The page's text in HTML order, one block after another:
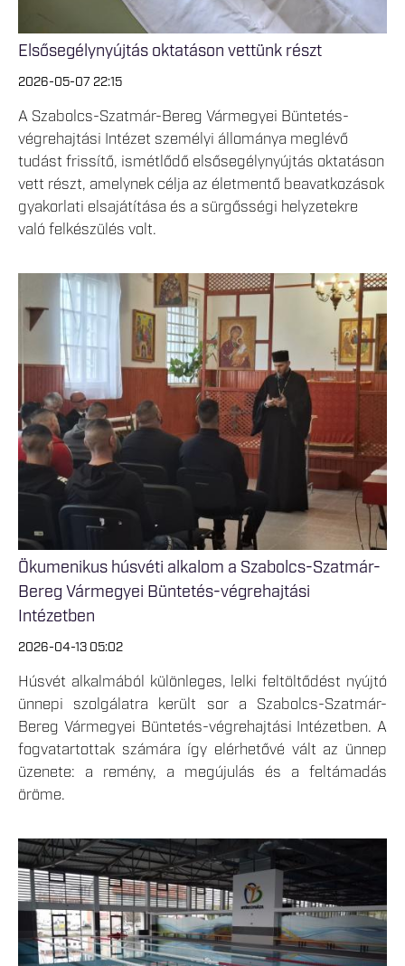
Elsősegélynyújtás oktatáson vettünk részt
2026-05-07 22:15
A Szabolcs-Szatmár-Bereg Vármegyei Büntetés-
végrehajtási Intézet személyi állománya meglévő
tudást frissítő, ismétlődő elsősegélynyújtás oktatáson
vett részt, amelynek célja az életmentő beavatkozások
gyakorlati elsajátítása és a sürgősségi helyzetekre
való felkészülés volt.
Ökumenikus húsvéti alkalom a Szabolcs-Szatmár-
Bereg Vármegyei Büntetés-végrehajtási
Intézetben
2026-04-13 05:02
Húsvét alkalmából különleges, lelki feltöltődést nyújtó
ünnepi szolgálatra került sor a Szabolcs-Szatmár-
Bereg Vármegyei Büntetés-végrehajtási Intézetben. A
fogvatartottak számára így elérhetővé vált az ünnep
üzenete: a remény, a megújulás és a feltámadás
öröme.